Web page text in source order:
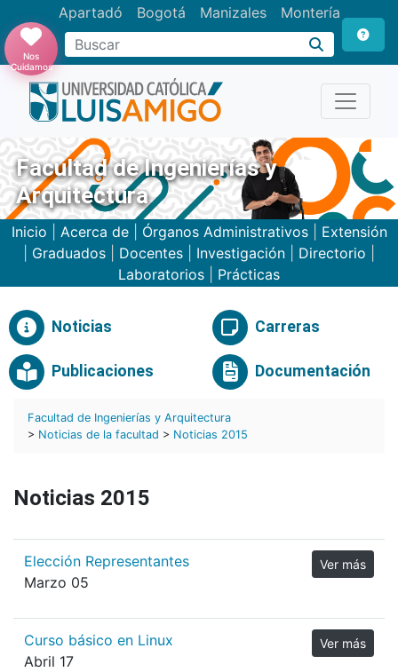
Apartadó Bogotá Manizales Montería
Buscar
Nos
Cuidamos
Facultad de Ingenierías y
Arquitectura
Inicio Acerca de| Órganos Administrativos| Extensión
Graduados Docentes Investigación Directorio
Laboratorios
Prácticas
Noticias Carreras
Publicaciones Documentación
Facultad de Ingenierías y Arquitectura
> Noticias de la facultad > Noticias 2015
Noticias 2015
Elección Representantes
Marzo 05
Ver más
Curso básico en Linux
Abril 17
Ver más